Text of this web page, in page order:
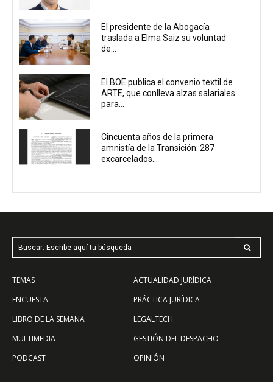
El presidente de la Abogacía
traslada a Elma Saiz su voluntad
de...
El BOE publica el convenio textil de
ARTE, que conlleva alzas salariales
para...
Cincuenta años de la primera
amnistía de la Transición: 287
excarcelados...
Buscar: Escribe aquí tu búsqueda
TEMAS
ENCUESTA
LIBRO DE LA SEMANA
MULTIMEDIA
PODCAST
ACTUALIDAD JURÍDICA
PRÁCTICA JURÍDICA
LEGALTECH
GESTIÓN DEL DESPACHO
OPINIÓN